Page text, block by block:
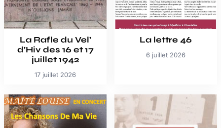
La Rafle du Vel’
d’Hiv des 16 et 17
juillet 1942
17 juillet 2026
La lettre 46
6 juillet 2026